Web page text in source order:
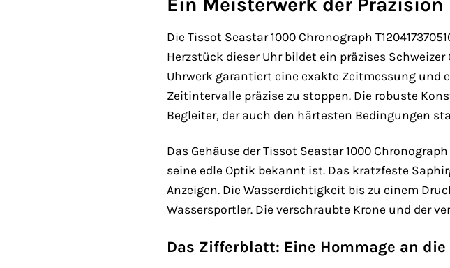
Ein Meisterwerk der
Die Tissot Seastar 1000 Chronograph
Herzstück dieser Uhr bildet ein präzises
Uhrwerk garantiert eine exakte Zeitmessung und
Zeitintervalle präzise zu stoppen. Die robuste
Begleiter, der auch den härtesten Bedingungen
Das Gehäuse der Tissot Seastar 1000
seine edle Optik bekannt ist. Das kratzfeste
Anzeigen. Die Wasserdichtigkeit bis zu einem
Wassersportler. Die verschraubte Krone und der
Das Zifferblatt: Eine Hommage an die